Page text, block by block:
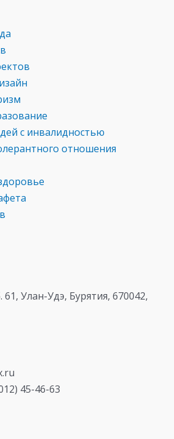
с инвалидностью
отношения
Улан-Удэ, Бурятия, 670042,
45-46-63